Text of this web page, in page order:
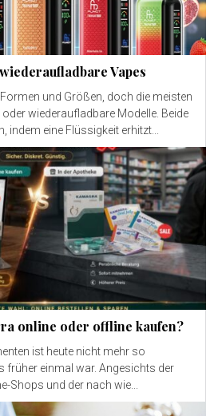
Vapes
und Größen, doch die meisten
wiederaufladbare Modelle. Beide
indem eine Flüssigkeit erhitzt...
online oder offline kaufen?
ist heute nicht mehr so
früher einmal war. Angesichts der
Shops und der nach wie...